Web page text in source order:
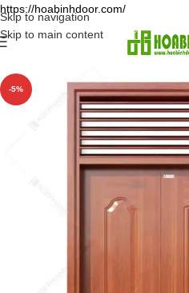
https://hoabinhdoor.com/
Skip to navigation
Skip to main content
-5%